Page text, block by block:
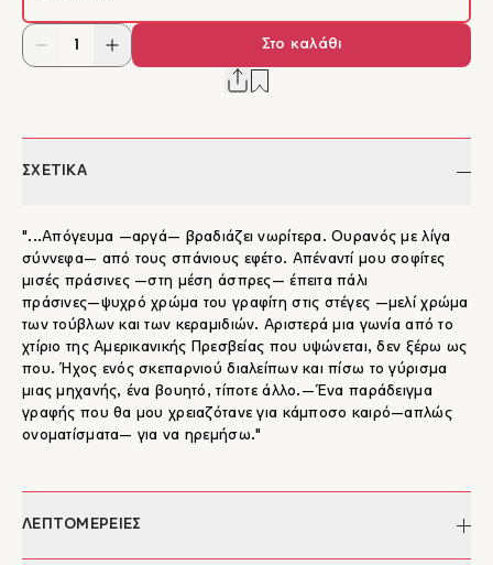
Στο καλάθι
ΣΧΕΤΙΚΑ
"...Απόγευμα ―αργά― βραδιάζει νωρίτερα. Ουρανός με λίγα
σύννεφα― από τους σπάνιους εφέτο. Απέναντί μου σοφίτες
μισές πράσινες ―στη μέση άσπρες― έπειτα πάλι
πράσινες―ψυχρό χρώμα του γραφίτη στις στέγες ―μελί χρώμα
των τούβλων και των κεραμιδιών. Αριστερά μια γωνία από το
χτίριο της Αμερικανικής Πρεσβείας που υψώνεται, δεν ξέρω ως
που. Ήχος ενός σκεπαρνιού διαλείπων και πίσω το γύρισμα
μιας μηχανής, ένα βουητό, τίποτε άλλο.―Ένα παράδειγμα
γραφής που θα μου χρειαζότανε για κάμποσο καιρό―απλώς
ονοματίσματα― για να ηρεμήσω."
ΛΕΠΤΟΜΕΡΕΙΕΣ